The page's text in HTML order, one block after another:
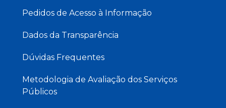
Pedidos de Acesso à Informação
Dados da Transparência
Dúvidas Frequentes
Metodologia de Avaliação dos Serviços
Públicos